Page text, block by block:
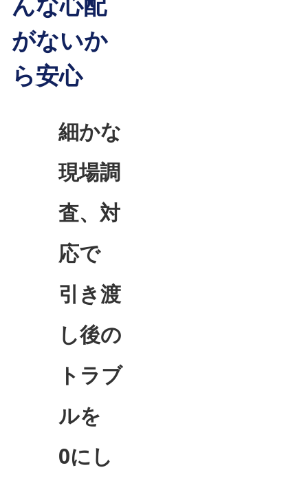
がないか
ら安心
細かな
現場調
査、対
応で
引き渡
し後の
トラブ
ルを
0にし